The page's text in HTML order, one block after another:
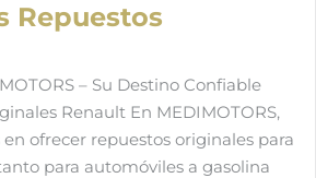
Repuestos
– Su Destino Confiable
Renault En MEDIMOTORS,
ofrecer repuestos originales para
para automóviles a gasolina